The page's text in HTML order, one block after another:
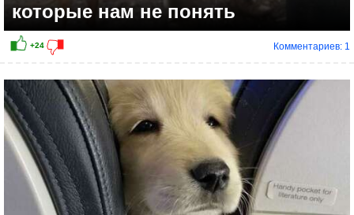
которые нам не понять
Комментариев: 1